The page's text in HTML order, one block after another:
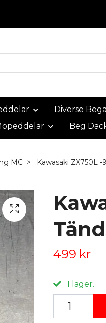
Diverse
Beg
MC Kawasaki ZX750L -
499 kr
I lager.